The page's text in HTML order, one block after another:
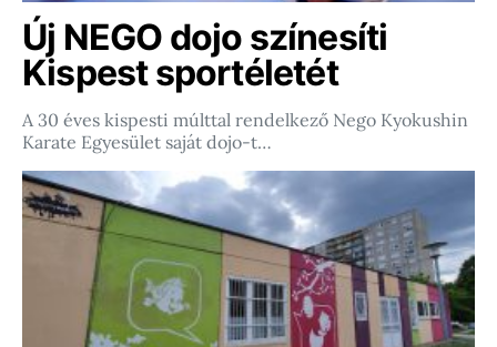
Új NEGO dojo színesíti
Kispest sportéletét
A 30 éves kispesti múlttal rendelkező Nego Kyokushin
Karate Egyesület saját dojo-t…